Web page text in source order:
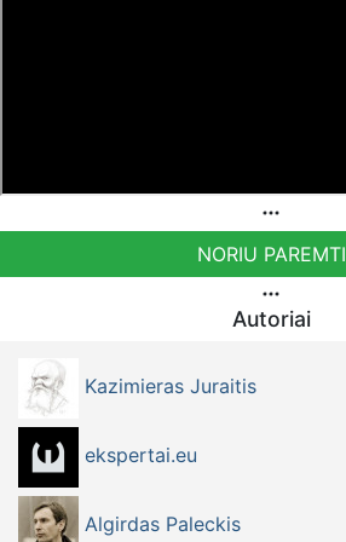
NORIU PAREMTI
Autoriai
Kazimieras Juraitis
ekspertai.eu
Algirdas Paleckis